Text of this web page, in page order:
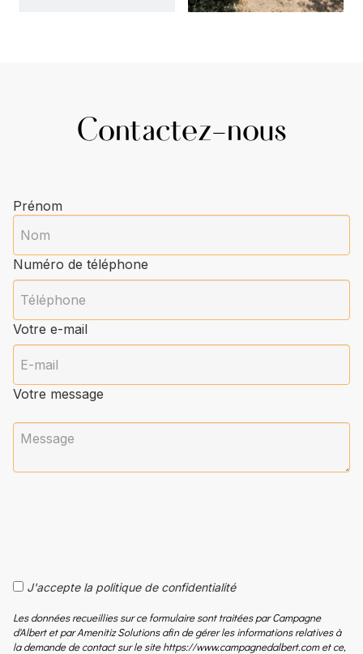
Contactez-nous
Prénom
Numéro de téléphone
Votre e-mail
Votre message
J'accepte la politique de confidentialité
Les données recueillies sur ce formulaire sont traitées par Campagne
d'Albert et par Amenitiz Solutions afin de gérer les informations relatives à
la demande de contact sur le site https://www.campagnedalbert.com et ce,